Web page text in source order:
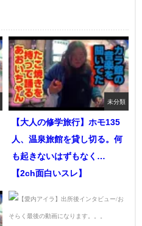
未分類
【大人の修学旅行】ホモ135
人、温泉旅館を貸し切る。何
も起きないはずもなく…
【2ch面白いスレ】